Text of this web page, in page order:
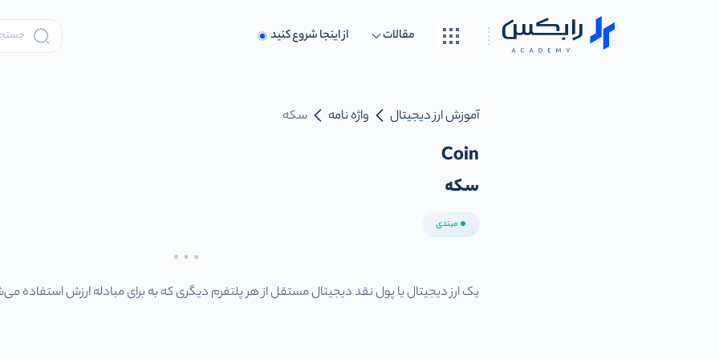
مقالات از اینجا شروع کنید
آموزش ارز دیجیتال واژه نامه سکه
Coin
سکه
مبتدی
یک ارز دیجیتال یا پول نقد دیجیتال مستقل از هر پلتفرم دیگری که به برای مبادله ارزش استفاده